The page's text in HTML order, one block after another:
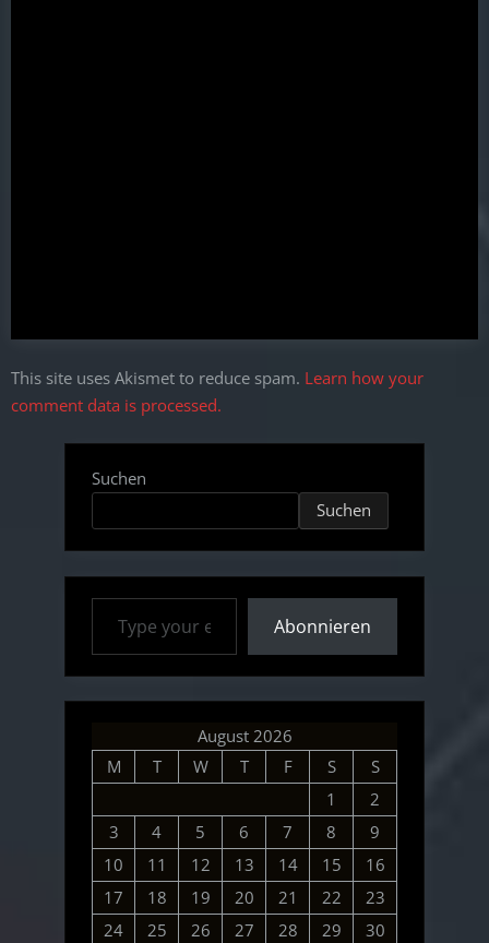
This site uses Akismet to reduce spam. Learn how your
comment data is processed.
Suchen
Suchen
Type your email…
Abonnieren
August 2026
M
T W T F S
S
1
2
3
4 5 6 7 8
9
10
11 12 13 14 15
16
17
18 19 20 21 22
23
24
25 26 27 28 29
30